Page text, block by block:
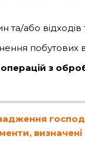
та/або
побутових
з